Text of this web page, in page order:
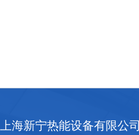
上海新宁热能设备有限公司